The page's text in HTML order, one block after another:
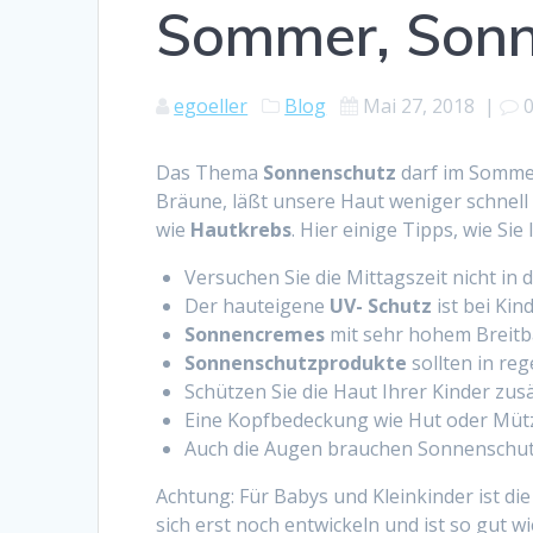
Sommer,
egoeller Blog Mai 27, 2018 |
Das Thema Sonnenschutz darf im
Bräune, läßt unsere Haut weniger
wie Hautkrebs. Hier einige Tipps, wie
Versuchen Sie die Mittagszeit nicht in
Der hauteigene UV- Schutz ist bei
Sonnencremes mit sehr hohem
Sonnenschutzprodukte sollten in
Schützen Sie die Haut Ihrer Kinder
Eine Kopfbedeckung wie Hut oder
Auch die Augen brauchen
Achtung: Für Babys und Kleinkinder ist
sich erst noch entwickeln und ist so gut